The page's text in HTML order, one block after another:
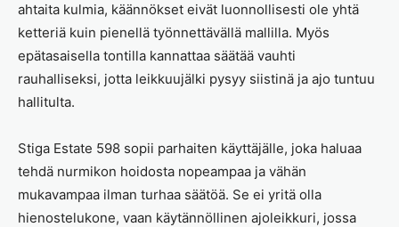
ahtaita kulmia, käännökset eivät luonnollisesti ole yhtä
ketteriä kuin pienellä työnnettävällä mallilla. Myös
epätasaisella tontilla kannattaa säätää vauhti
rauhalliseksi, jotta leikkuujälki pysyy siistinä ja ajo tuntuu
hallitulta.
Stiga Estate 598 sopii parhaiten käyttäjälle, joka haluaa
tehdä nurmikon hoidosta nopeampaa ja vähän
mukavampaa ilman turhaa säätöä. Se ei yritä olla
hienostelukone, vaan käytännöllinen ajoleikkuri, jossa